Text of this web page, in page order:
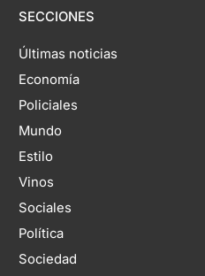
SECCIONES
Últimas noticias
Economía
Policiales
Mundo
Estilo
Vinos
Sociales
Política
Sociedad